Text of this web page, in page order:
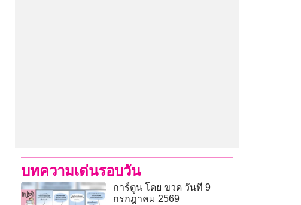
บทความเด่นรอบวัน
การ์ตูน โดย ขวด วันที่ 9
กรกฎาคม 2569